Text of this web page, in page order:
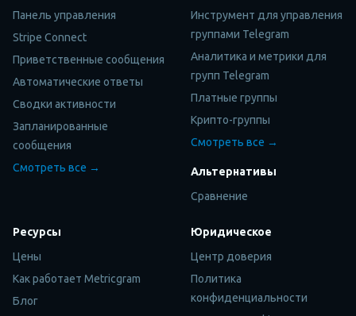
Панель управления
Stripe Connect
Приветственные сообщения
Автоматические ответы
Сводки активности
Запланированные
сообщения
Смотреть все →
Инструмент для управления
группами Telegram
Аналитика и метрики для
групп Telegram
Платные группы
Крипто-группы
Смотреть все →
Альтернативы
Сравнение
Ресурсы
Цены
Как работает Metricgram
Блог
Юридическое
Центр доверия
Политика
конфиденциальности